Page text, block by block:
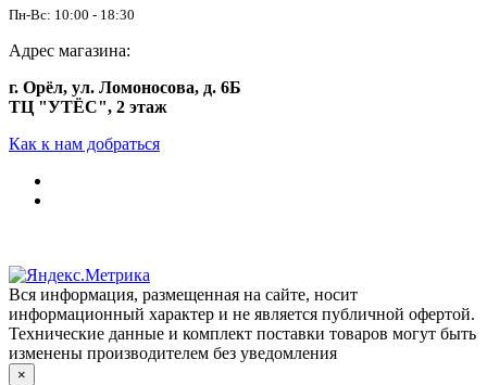
Пн-Вс: 10:00 - 18:30
Адрес магазина:
г. Орёл, ул. Ломоносова, д. 6Б
ТЦ "УТЁС", 2 этаж
Как к нам добраться
Вся информация, размещенная на сайте, носит
информационный характер и не является публичной офертой.
Технические данные и комплект поставки товаров могут быть
изменены производителем без уведомления
×